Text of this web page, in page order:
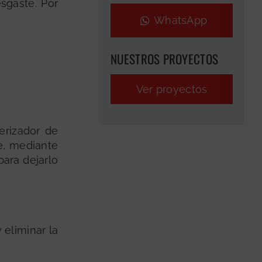
Por
de
mediante
dejarlo
eliminar la
WhatsApp
NUESTROS PROYECTOS
Ver proyectos